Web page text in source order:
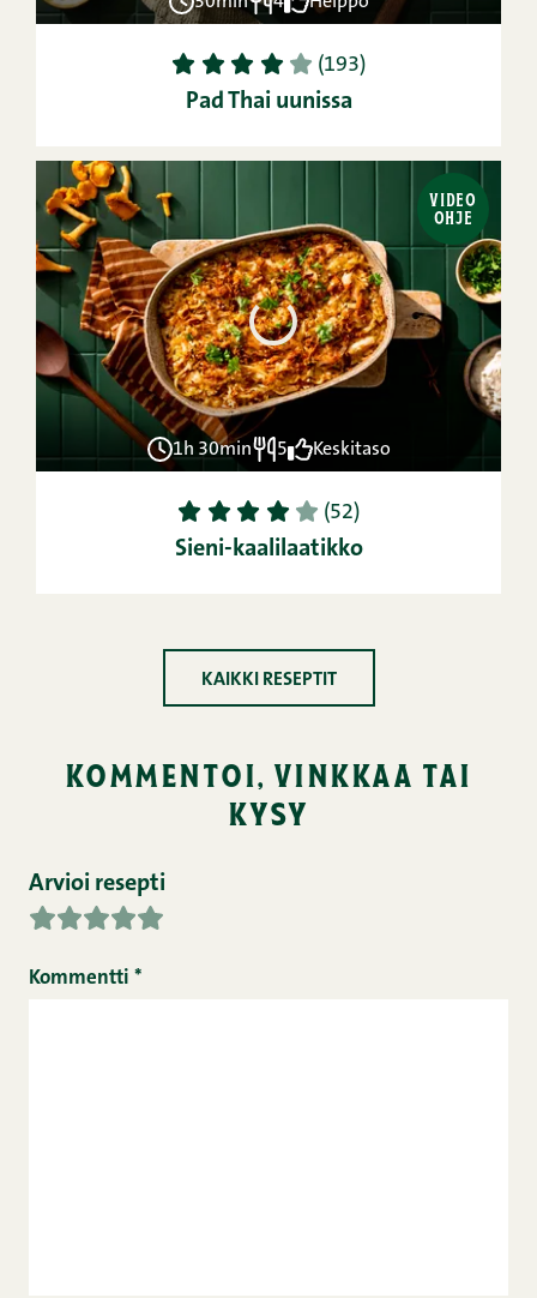
1 2 3 4 5 (193)
Pad Thai uunissa
VIDEO
OHJE
1h 30min 5 Keskitaso
1 2 3 4 5 (52)
Sieni-kaalilaatikko
KAIKKI RESEPTIT
kommentoi, vinkkaa tai
kysy
Arvioi resepti
Kommentti *